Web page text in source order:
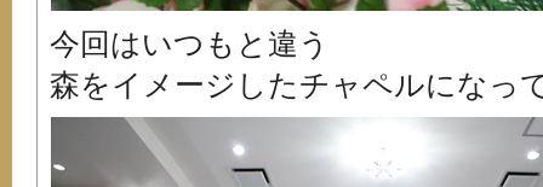
今回はいつもと違う
森をイメージしたチャペルになっ